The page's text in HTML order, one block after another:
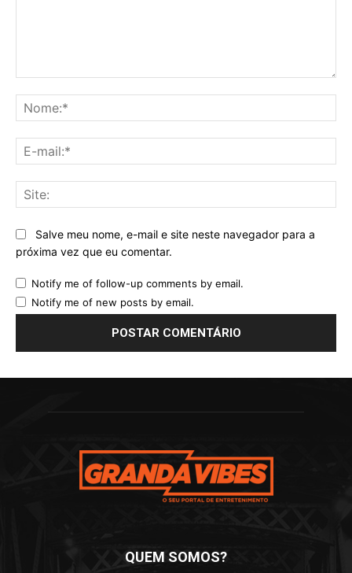
Salve meu nome, e-mail e site neste navegador para a
próxima vez que eu comentar.
Notify me of follow-up comments by email.
Notify me of new posts by email.
QUEM SOMOS?